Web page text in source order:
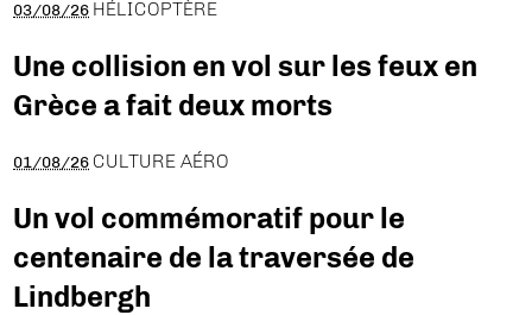
03/08/26 HÉLICOPTÈRE
Une collision en vol sur les feux en
Grèce a fait deux morts
01/08/26 CULTURE AÉRO
Un vol commémoratif pour le
centenaire de la traversée de
Lindbergh